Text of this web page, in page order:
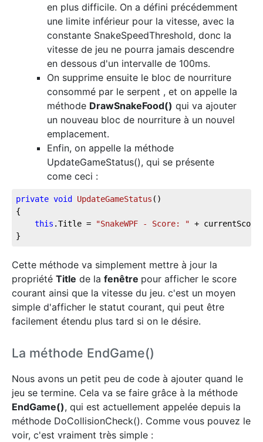
en plus difficile. On a défini précédemment
une limite inférieur pour la vitesse, avec la
constante SnakeSpeedThreshold, donc la
vitesse de jeu ne pourra jamais descendre
en dessous d'un intervalle de 100ms.
On supprime ensuite le bloc de nourriture
consommé par le serpent , et on appelle la
méthode DrawSnakeFood() qui va ajouter
un nouveau bloc de nourriture à un nouvel
emplacement.
Enfin, on appelle la méthode
UpdateGameStatus(), qui se présente
come ceci :
private void UpdateGameStatus ( )
{
this .Title = "SnakeWPF - Score: " +
}
Cette méthode va simplement mettre à jour la
propriété Title de la fenêtre pour afficher le score
courant ainsi que la vitesse du jeu. c'est un moyen
simple d'afficher le statut courant, qui peut être
facilement étendu plus tard si on le désire.
La méthode EndGame()
Nous avons un petit peu de code à ajouter quand le
jeu se termine. Cela va se faire grâce à la méthode
EndGame(), qui est actuellement appelée depuis la
méthode DoCollisionCheck(). Comme vous pouvez le
voir, c'est vraiment très simple :